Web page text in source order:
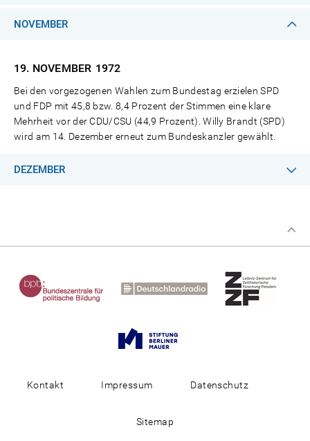
NOVEMBER
19. NOVEMBER 1972
Bei den vorgezogenen Wahlen zum Bundestag erzielen SPD
und FDP mit 45,8 bzw. 8,4 Prozent der Stimmen eine klare
Mehrheit vor der CDU/CSU (44,9 Prozent). Willy Brandt (SPD)
wird am 14. Dezember erneut zum Bundeskanzler gewählt.
DEZEMBER
Kontakt Impressum Datenschutz
Sitemap